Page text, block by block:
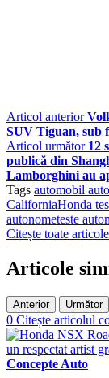
Articol anterior
SUV Tiguan, sub
Articol următor 12
publică din
Lamborghini au
Tags automobil
CaliforniaHonda
autonometeste
Citește toate
Articole
Anterior Următor
0 Citește articolul
Concepte Auto